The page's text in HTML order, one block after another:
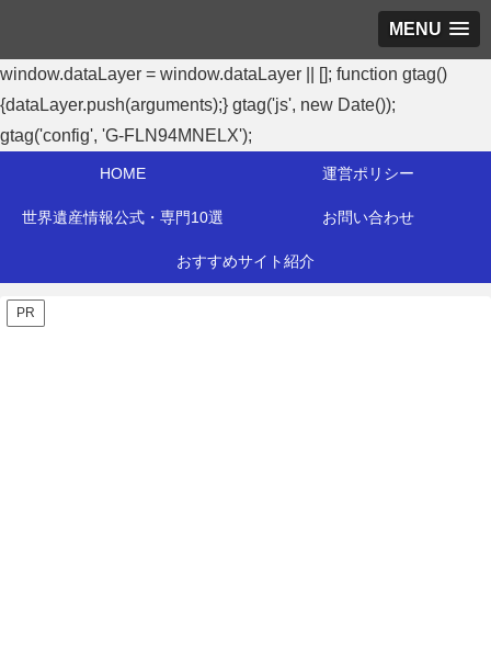
MENU
window.dataLayer = window.dataLayer || []; function gtag()
{dataLayer.push(arguments);} gtag('js', new Date());
gtag('config', 'G-FLN94MNELX');
HOME 運営ポリシー
世界遺産情報公式・専門10選 お問い合わせ
おすすめサイト紹介
PR